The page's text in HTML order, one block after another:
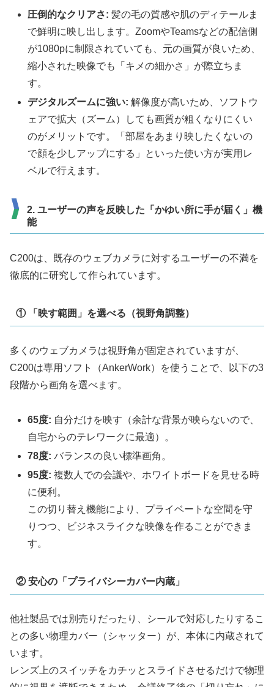
圧倒的なクリアさ: 髪の毛の質感や肌のディテールま
で鮮明に映し出します。ZoomやTeamsなどの配信側
が1080pに制限されていても、元の画質が良いため、
縮小された映像でも「キメの細かさ」が際立ちま
す。
デジタルズームに強い: 解像度が高いため、ソフトウ
ェアで拡大（ズーム）しても画質が粗くなりにくい
のがメリットです。「部屋をあまり映したくないの
で顔を少しアップにする」といった使い方が実用レ
ベルで行えます。
2. ユーザーの声を反映した「かゆい所に手が届く」機
能
C200は、既存のウェブカメラに対するユーザーの不満を
徹底的に研究して作られています。
① 「映す範囲」を選べる（視野角調整）
多くのウェブカメラは視野角が固定されていますが、
C200は専用ソフト（AnkerWork）を使うことで、以下の3
段階から画角を選べます。
65度: 自分だけを映す（余計な背景が映らないので、
自宅からのテレワークに最適）。
78度: バランスの良い標準画角。
95度: 複数人での会議や、ホワイトボードを見せる時
に便利。
この切り替え機能により、プライベートな空間を守
りつつ、ビジネスライクな映像を作ることができま
す。
② 安心の「プライバシーカバー内蔵」
他社製品では別売りだったり、シールで対応したりするこ
との多い物理カバー（シャッター）が、本体に内蔵されて
います。
レンズ上のスイッチをカチッとスライドさせるだけで物理